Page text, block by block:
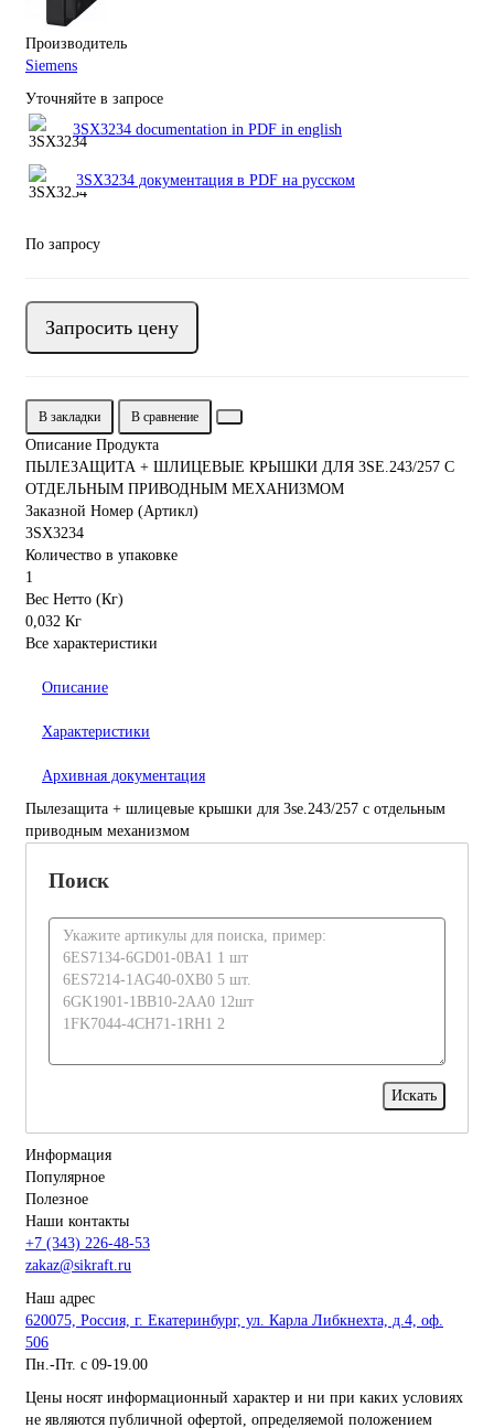
Производитель
Siemens
Уточняйте в запросе
3SX3234 documentation in PDF in english
3SX3234 документация в PDF на русском
По запросу
Запросить цену
В закладки В сравнение
Описание Продукта
ПЫЛЕЗАЩИТА + ШЛИЦЕВЫЕ КРЫШКИ ДЛЯ 3SE.243/257 С
ОТДЕЛЬНЫМ ПРИВОДНЫМ МЕХАНИЗМОМ
Заказной Номер (Артикл)
3SX3234
Количество в упаковке
1
Вес Нетто (Кг)
0,032 Кг
Все характеристики
Описание
Характеристики
Архивная документация
Пылезащита + шлицевые крышки для 3se.243/257 с отдельным
приводным механизмом
Поиск
Информация
Популярное
Полезное
Наши контакты
+7 (343) 226-48-53
zakaz@sikraft.ru
Наш адрес
620075, Россия, г. Екатеринбург, ул. Карла Либкнехта, д.4, оф.
506
Пн.-Пт. с 09-19.00
Цены носят информационный характер и ни при каких условиях
не являются публичной офертой, определяемой положением